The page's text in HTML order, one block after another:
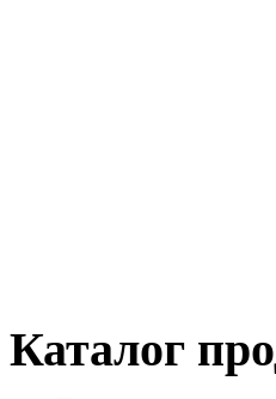
Каталог